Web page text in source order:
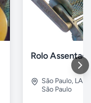
São Paulo, LAPA
São Paulo